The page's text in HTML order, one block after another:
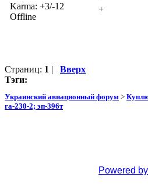
Karma: +3/-12
Offline
+
Страниц: 1 | Вверх
Тэги:
Украинский авиационный форум >
га-230-2; эп-396т
Powered